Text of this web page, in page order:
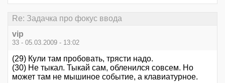
Re: Задачка про фокус ввода
vip
33 - 05.03.2009 - 13:02
(29) Кули там пробовать, трясти надо.
(30) Не тыкал. Тыкай сам, обленился совсем. Но
может там не мышиное событие, а клавиатурное.